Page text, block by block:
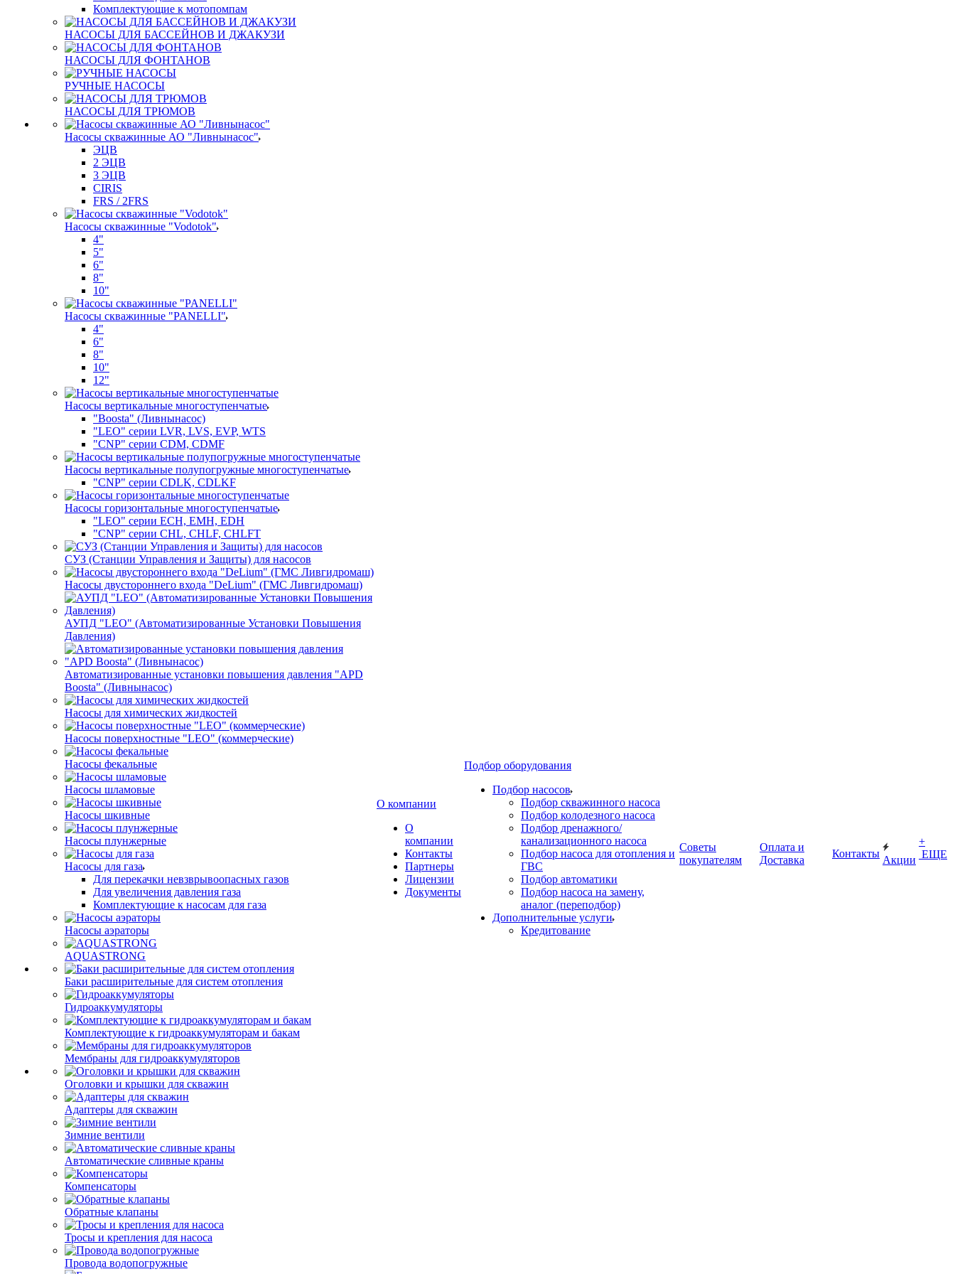
Комплектующие к мотопомпам
НАСОСЫ ДЛЯ БАССЕЙНОВ И ДЖАКУЗИ
НАСОСЫ ДЛЯ ФОНТАНОВ
РУЧНЫЕ НАСОСЫ
НАСОСЫ ДЛЯ ТРЮМОВ
Насосы скважинные АО "Ливнынасос"
ЭЦВ
2 ЭЦВ
3 ЭЦВ
CIRIS
FRS / 2FRS
Насосы скважинные "Vodotok"
4"
5"
6"
8"
10"
Насосы скважинные "PANELLI"
4"
6"
8"
10"
12"
Насосы вертикальные многоступенчатые
"Boosta" (Ливнынасос)
"LEO" серии LVR, LVS, EVP, WTS
"CNP" серии CDM, CDMF
Насосы вертикальные полупогружные многоступенчатые
"CNP" серии CDLK, CDLKF
Насосы горизонтальные многоступенчатые
"LEO" серии ECH, EMH, EDH
"CNP" серии CHL, CHLF, CHLFT
СУЗ (Станции Управления и Защиты) для насосов
Насосы двустороннего входа "DeLium" (ГМС Ливгидромаш)
АУПД "LEO" (Автоматизированные Установки Повышения
Давления)
Автоматизированные установки повышения давления "APD
Boosta" (Ливнынасос)
Насосы для химических жидкостей
Насосы поверхностные "LEO" (коммерческие)
Насосы фекальные
Насосы шламовые
Насосы шкивные
Насосы плунжерные
Насосы для газа
Для перекачки невзврывоопасных газов
Для увеличения давления газа
Комплектующие к насосам для газа
Насосы аэраторы
AQUASTRONG
Баки расширительные для систем отопления
Гидроаккумуляторы
Комплектующие к гидроаккумуляторам и бакам
Мембраны для гидроаккумуляторов
Оголовки и крышки для скважин
Адаптеры для скважин
Зимние вентили
Автоматические сливные краны
Компенсаторы
Обратные клапаны
Тросы и крепления для насоса
Провода водопогружные
О компании
О
компании
Контакты
Партнеры
Лицензии
Документы
Подбор оборудования
Подбор насосов
Подбор скважинного насоса
Подбор колодезного насоса
Подбор дренажного/
канализационного насоса
Подбор насоса для отопления и
ГВС
Подбор автоматики
Подбор насоса на замену,
аналог (переподбор)
Дополнительные услуги
Кредитование
Советы
покупателям
Оплата и
Доставка
Контакты
Акции
+
ЕЩЕ